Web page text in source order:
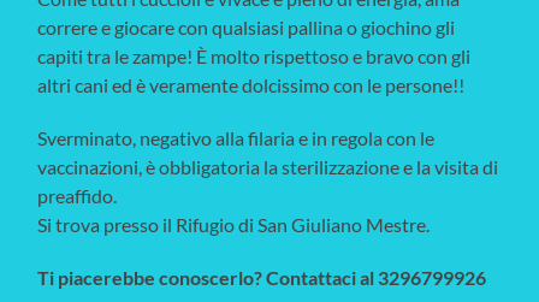
correre e giocare con qualsiasi pallina o giochino gli
capiti tra le zampe! È molto rispettoso e bravo con gli
altri cani ed è veramente dolcissimo con le persone!!
Sverminato, negativo alla filaria e in regola con le
vaccinazioni, è obbligatoria la sterilizzazione e la visita di
preaffido.
Si trova presso il Rifugio di San Giuliano Mestre.
Ti piacerebbe conoscerlo? Contattaci al 3296799926